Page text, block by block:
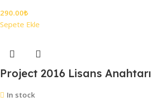
290.00₺
Sepete Ekle
Project 2016 Lisans Anahtarı
In stock